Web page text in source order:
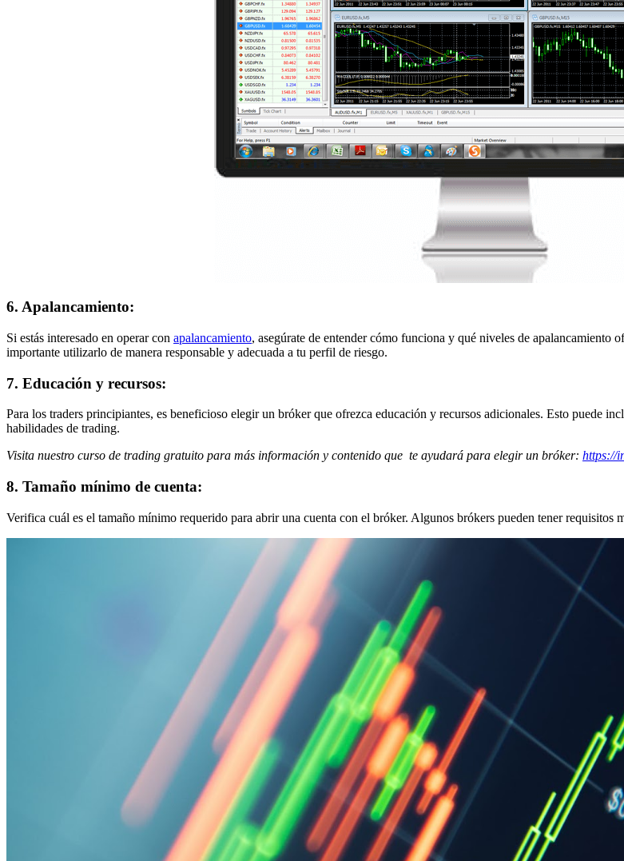
6. Apalancamiento:
Si estás interesado en operar con apalancamiento, asegúrate de entender cómo funciona y qué niveles de apalancamiento
importante utilizarlo de manera responsable y adecuada a tu perfil de riesgo.
7. Educación y recursos:
Para los traders principiantes, es beneficioso elegir un bróker que ofrezca educación y recursos adicionales. Esto puede
habilidades de trading.
Visita nuestro curso de trading gratuito para más información y contenido que te ayudará para elegir un bróker: https://
8. Tamaño mínimo de cuenta:
Verifica cuál es el tamaño mínimo requerido para abrir una cuenta con el bróker. Algunos brókers pueden tener requisitos